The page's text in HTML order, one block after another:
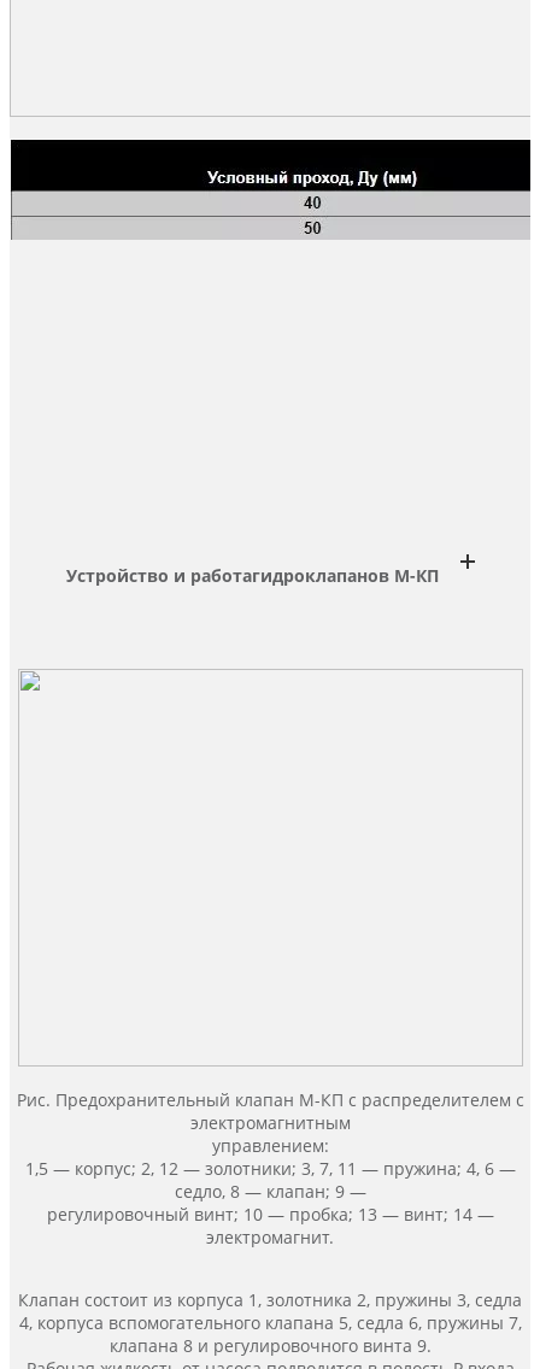
Устройство и работагидроклапанов М-КП
Рис. Предохранительный клапан М-КП с распределителем с
электромагнитным
управлением:
1,5 — корпус; 2, 12 — золотники; 3, 7, 11 — пружина; 4, 6 —
седло, 8 — клапан; 9 —
регулировочный винт; 10 — пробка; 13 — винт; 14 —
электромагнит.
Клапан состоит из корпуса 1, золотника 2, пружины 3, седла
4, корпуса вспомогательного клапана 5, седла 6, пружины 7,
клапана 8 и регулировочного винта 9.